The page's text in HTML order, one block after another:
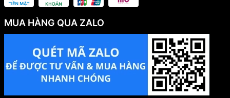
MUA HÀNG QUA ZALO